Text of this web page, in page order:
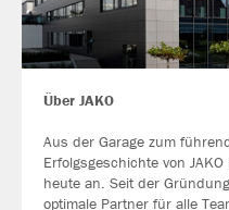
Über JAKO
Aus der Garage zum
Erfolgsgeschichte von
heute an. Seit der
optimale Partner für alle